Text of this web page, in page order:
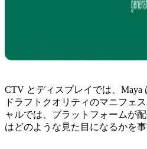
CTV とディスプレイでは、Maya
ドラフトクオリティのマニフェ
ャルでは、プラットフォームが
はどのような見た目になるかを